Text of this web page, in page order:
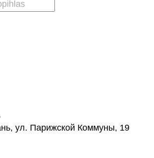
ул. Парижской Коммуны, 19